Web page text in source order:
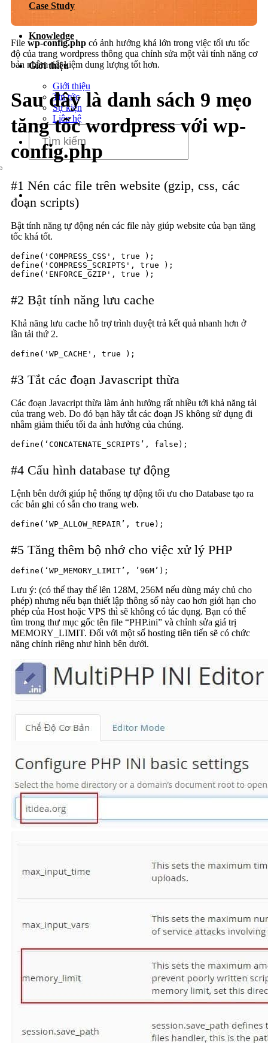
Dịch vụ chăm sóc website
Case Study
Knowledge
Giới thiệu
Giới thiệu
Tin tức
Sự kiện
Liên hệ
File wp-config.php có ảnh hưởng khá lớn trong việc tối ưu tốc
độ của trang wordpress thông qua chỉnh sửa một vài tính năng cơ
bản nhằm tiết kiệm dung lượng tốt hơn.
Sau đây là danh sách 9 mẹo
tăng tốc wordpress với wp-
config.php
#1 Nén các file trên website (gzip, css, các
đoạn scripts)
Bật tính năng tự động nén các file này giúp website của bạn tăng
tốc khá tốt.
define('COMPRESS_CSS', true );
define('COMPRESS_SCRIPTS', true );
define('ENFORCE_GZIP', true );
#2 Bật tính năng lưu cache
Khả năng lưu cache hỗ trợ trình duyệt trả kết quả nhanh hơn ở
lần tải thứ 2.
define('WP_CACHE', true );
#3 Tắt các đoạn Javascript thừa
Các đoạn Javacript thừa làm ảnh hưởng rất nhiều tới khả năng tải
của trang web. Do đó bạn hãy tắt các đoạn JS không sử dụng đi
nhằm giảm thiểu tối đa ảnh hưởng của chúng.
define(‘CONCATENATE_SCRIPTS’, false);
#4 Cấu hình database tự động
Lệnh bên dưới giúp hệ thống tự động tối ưu cho Database tạo ra
các bản ghi có sẵn cho trang web.
define(‘WP_ALLOW_REPAIR’, true);
#5 Tăng thêm bộ nhớ cho việc xử lý PHP
define(‘WP_MEMORY_LIMIT’, ’96M’);
Lưu ý: (có thể thay thế lên 128M, 256M nếu dùng máy chủ cho
phép) nhưng nếu bạn thiết lập thông số này cao hơn giới hạn cho
phép của Host hoặc VPS thì sẽ không có tác dụng. Bạn có thể
tìm trong thư mục gốc tên file “PHP.ini” và chỉnh sửa giá trị
MEMORY_LIMIT. Đối với một số hosting tiên tiến sẽ có chức
năng chỉnh riêng như hình bên dưới.